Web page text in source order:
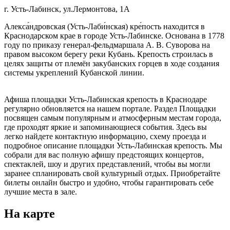
г. Усть-Лабинск, ул.Лермонтова, 1А
Алекса́ндровская (Усть-Лаби́нская) кре́пость находится в
Краснодарском крае в городе Усть-Лабинске. Основана в 1778
году по приказу генерал-фельдмаршала А. В. Суворова на
правом высоком берегу реки Кубань. Крепость строилась в
целях защиты от племён закубанских горцев в ходе создания
системы укреплений Кубанской линии.
Афиша площадки Усть-Лабинская крепость в Краснодаре
регулярно обновляется на нашем портале. Раздел Площадки
посвящен самым популярным и атмосферным местам города,
где проходят яркие и запоминающиеся события. Здесь вы
легко найдете контактную информацию, схему проезда и
подробное описание площадки Усть-Лабинская крепость. Мы
собрали для вас полную афишу предстоящих концертов,
спектаклей, шоу и других представлений, чтобы вы могли
заранее спланировать свой культурный отдых. Приобретайте
билеты онлайн быстро и удобно, чтобы гарантировать себе
лучшие места в зале.
На карте